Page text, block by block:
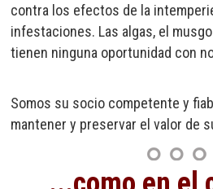
contra los efectos de la
infestaciones. Las algas, el
tienen ninguna oportunidad con
Somos su socio competente y
mantener y preservar el valor de